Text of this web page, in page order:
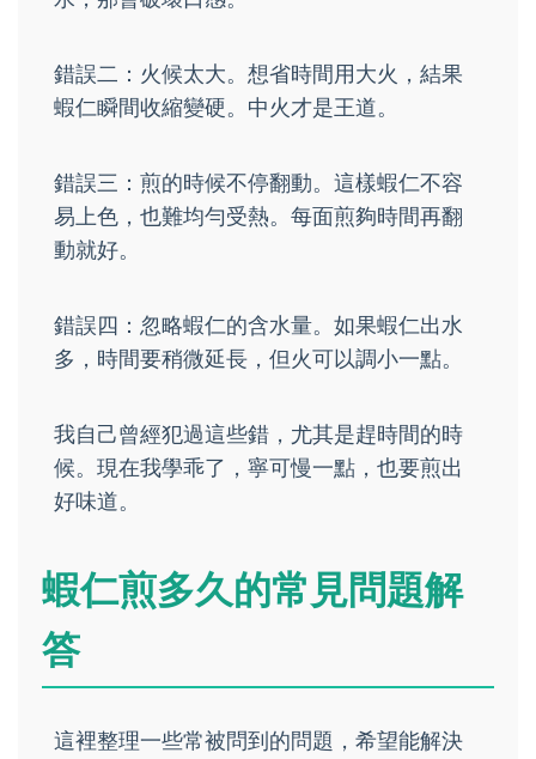
錯誤二：火候太大。想省時間用大火，結果
蝦仁瞬間收縮變硬。中火才是王道。
錯誤三：煎的時候不停翻動。這樣蝦仁不容
易上色，也難均勻受熱。每面煎夠時間再翻
動就好。
錯誤四：忽略蝦仁的含水量。如果蝦仁出水
多，時間要稍微延長，但火可以調小一點。
我自己曾經犯過這些錯，尤其是趕時間的時
候。現在我學乖了，寧可慢一點，也要煎出
好味道。
蝦仁煎多久的常見問題解
答
這裡整理一些常被問到的問題，希望能解決